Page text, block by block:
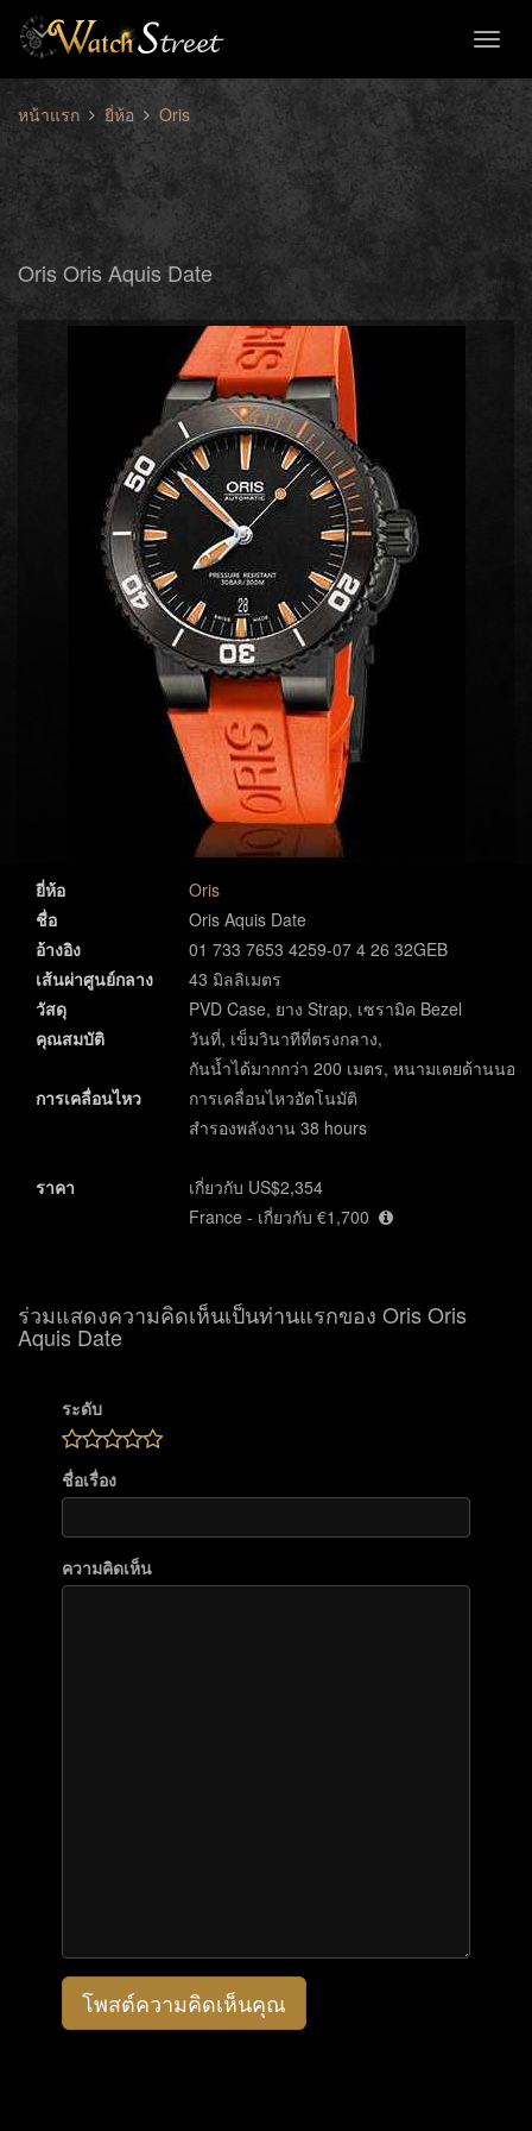
หน้าแรก ยี่ห้อ Oris
Oris Oris Aquis Date
ยี่ห้อ
Oris
ชื่อ
Oris Aquis Date
อ้างอิง
01 733 7653 4259-07 4 26 32GEB
เส้นผ่าศูนย์กลาง
43 มิลลิเมตร
วัสดุ
PVD Case, ยาง Strap, เซรามิค Bezel
คุณสมบัติ
วันที่, เข็มวินาทีที่ตรงกลาง,
กันน้ำได้มากกว่า 200 เมตร, หนามเตยด้านนอก
การเคลื่อนไหว
การเคลื่อนไหวอัตโนมัติ
สำรองพลังงาน 38 hours
ราคา
เกี่ยวกับ US$2,354
France - เกี่ยวกับ €1,700
ร่วมแสดงความคิดเห็นเป็นท่านแรกของ Oris Oris
Aquis Date
ระดับ
ชื่อเรื่อง
ความคิดเห็น
โพสต์ความคิดเห็นคุณ